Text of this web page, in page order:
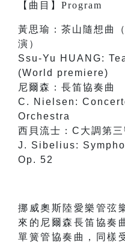
【 曲目 】 Program
黃思瑜：茶山隨想曲
演）
Ssu-Yu HUANG:
(World premiere)
尼爾森：長笛協奏曲
C. Nielsen:
Orchestra
西貝流士：C大調第三
J. Sibelius:
Op. 52
挪威奧斯陸愛樂管弦
來的尼爾森長笛協奏
單簧管協奏曲，同樣